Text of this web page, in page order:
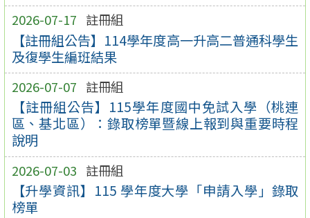
2026-07-17 註冊組
【註冊組公告】114學年度高一升高二普通科學生
及復學生編班結果
2026-07-07 註冊組
【註冊組公告】115學年度國中免試入學（桃連
區、基北區）：錄取榜單暨線上報到與重要時程
說明
2026-07-03 註冊組
【升學資訊】115 學年度大學「申請入學」錄取
榜單